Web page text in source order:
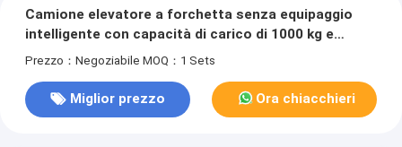
Camione elevatore a forchetta senza equipaggio
intelligente con capacità di carico di 1000 kg e
carica automatica con sistema di attracco con
Prezzo：Negoziabile MOQ：1 Sets
Miglior prezzo Ora chiacchieri